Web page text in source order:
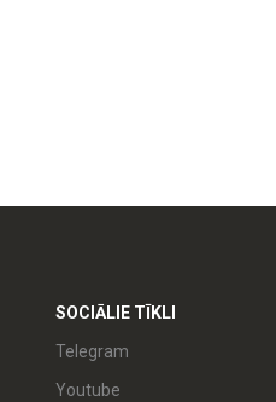
SOCIĀLIE TĪKLI
Telegram
Youtube